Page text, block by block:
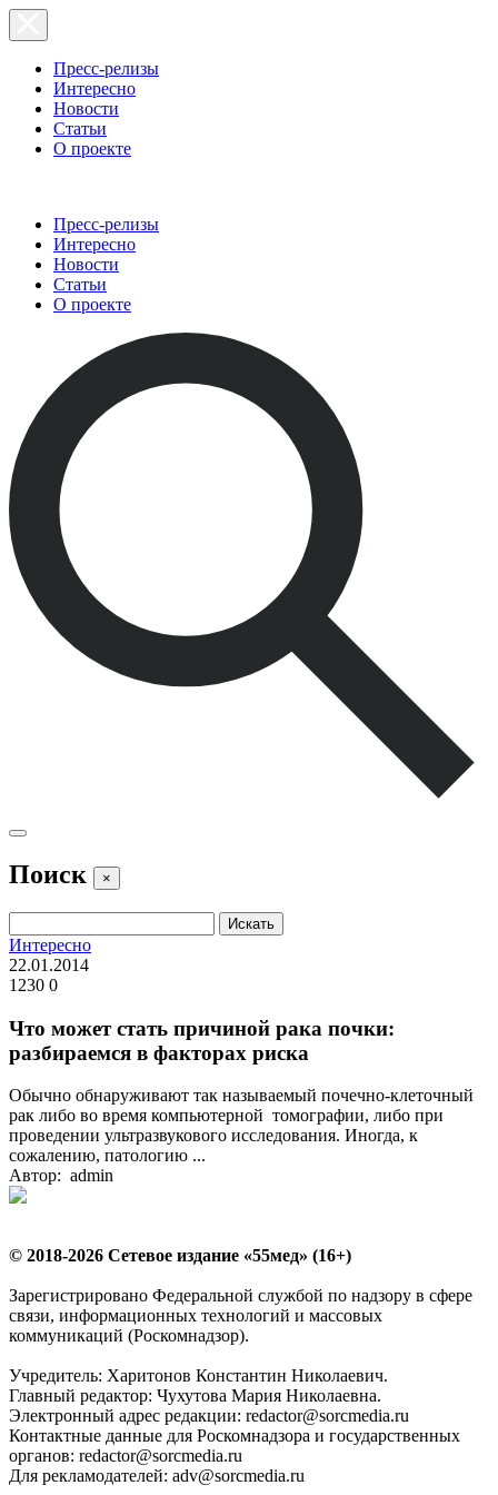
Пресс-релизы
Интересно
Новости
Статьи
О проекте
Пресс-релизы
Интересно
Новости
Статьи
О проекте
Поиск ×
Интересно
22.01.2014
1230 0
Что может стать причиной рака почки:
разбираемся в факторах риска
Обычно обнаруживают так называемый почечно-клеточный
рак либо во время компьютерной томографии, либо при
проведении ультразвукового исследования. Иногда, к
сожалению, патологию ...
Автор: admin
© 2018-2026 Сетевое издание «55мед» (16+)
Зарегистрировано Федеральной службой по надзору в сфере
связи, информационных технологий и массовых
коммуникаций (Роскомнадзор).
Учредитель: Харитонов Константин Николаевич.
Главный редактор: Чухутова Мария Николаевна.
Электронный адрес редакции: redactor@sorcmedia.ru
Контактные данные для Роскомнадзора и государственных
органов: redactor@sorcmedia.ru
Для рекламодателей: adv@sorcmedia.ru